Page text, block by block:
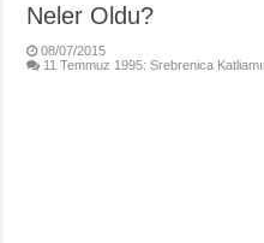
Neler Oldu?
08/07/2015
11 Temmuz 1995: Srebrenica